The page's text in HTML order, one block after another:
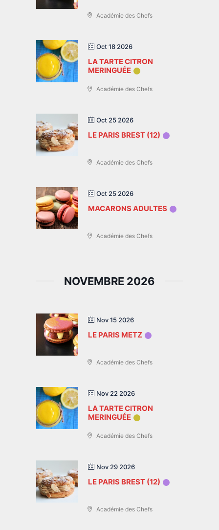
Académie des Chefs
Oct 18 2026
LA TARTE CITRON
MERINGUÉE
Académie des Chefs
Oct 25 2026
LE PARIS BREST (12)
Académie des Chefs
Oct 25 2026
MACARONS ADULTES
Académie des Chefs
NOVEMBRE 2026
Nov 15 2026
LE PARIS METZ
Académie des Chefs
Nov 22 2026
LA TARTE CITRON
MERINGUÉE
Académie des Chefs
Nov 29 2026
LE PARIS BREST (12)
Académie des Chefs